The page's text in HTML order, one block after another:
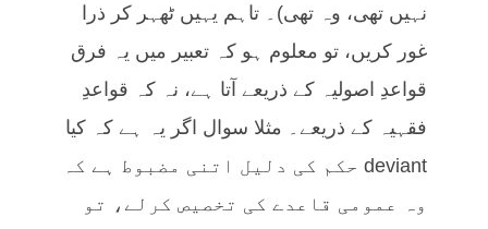
نہیں تھی، وہ تھی)۔ تاہم یہیں ٹھہر کر ذرا
غور کریں، تو معلوم ہو کہ تعبیر میں یہ فرق
قواعدِ اصولیہ کے ذریعے آتا ہے، نہ کہ قواعدِ
فقہیہ کے ذریعے۔ مثلا سوال اگر یہ ہے کہ کیا
deviant حکم کی دلیل اتنی مضبوط ہے کہ
وہ عمومی قاعدے کی تخصیص کرلے، تو